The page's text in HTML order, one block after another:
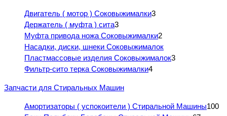
Двигатель ( мотор ) Соковыжималки3
Держатель ( муфта ) сита3
Муфта привода ножа Соковыжималки2
Насадки, диски, шнеки Соковыжималок
Пластмассовые изделия Соковыжималок3
Фильтр-сито терка Соковыжималки4
Запчасти для Стиральных Машин
Амортизаторы ( успокоители ) Стиральной Машины100